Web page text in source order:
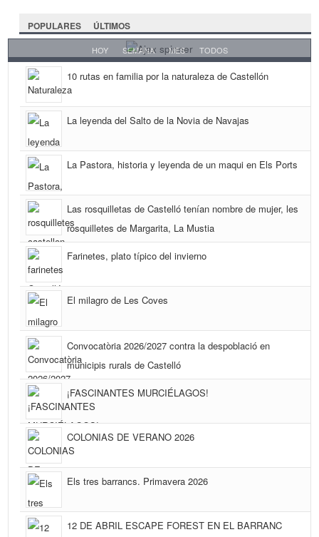
POPULARES ÚLTIMOS
HOY SEMANA MES TODOS
10 rutas en familia por la naturaleza de Castellón
La leyenda del Salto de la Novia de Navajas
La Pastora, historia y leyenda de un maqui en Els Ports
Las rosquilletas de Castelló tenían nombre de mujer, les
rosquilletes de Margarita, La Mustia
Farinetes, plato típico del invierno
El milagro de Les Coves
Convocatòria 2026/2027 contra la despoblació en
municipis rurals de Castelló
¡FASCINANTES MURCIÉLAGOS!
COLONIAS DE VERANO 2026
Els tres barrancs. Primavera 2026
12 DE ABRIL ESCAPE FOREST EN EL BARRANC